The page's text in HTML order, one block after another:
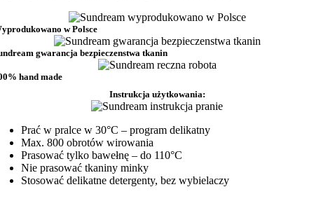
w Polsce
gwarancja bezpieczenstwa tkanin
hand made
Instrukcja użytkowania:
Prać w pralce w 30°C – program delikatny
Max. 800 obrotów wirowania
Prasować tylko bawełnę – do 110°C
Nie prasować tkaniny minky
Stosować delikatne detergenty, bez wybielaczy